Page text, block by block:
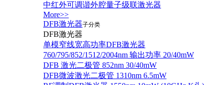
中红外可调谐外腔量子级联激光器
More>>
DFB激光器子分类
DFB激光器
单模窄线宽高功率DFB激光器
760/795/852/1512/2004nm 输出功率 20/40mW
DFB 激光二极管 852nm 30/40mW
DFB微波激光二极管 1310nm 6.5mW